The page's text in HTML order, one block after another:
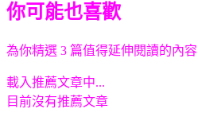
你可能也喜歡
為你精選 3 篇值得延伸閱讀的內容
載入推薦文章中...
目前沒有推薦文章